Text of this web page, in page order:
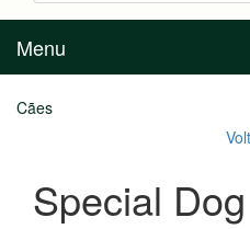
Menu
Cães
Special